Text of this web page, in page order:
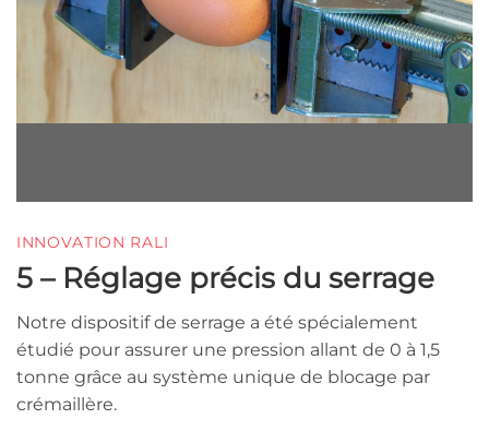
INNOVATION RALI
5 – Réglage précis du serrage
Notre dispositif de serrage a été spécialement
étudié pour assurer une pression allant de 0 à 1,5
tonne grâce au système unique de blocage par
crémaillère.